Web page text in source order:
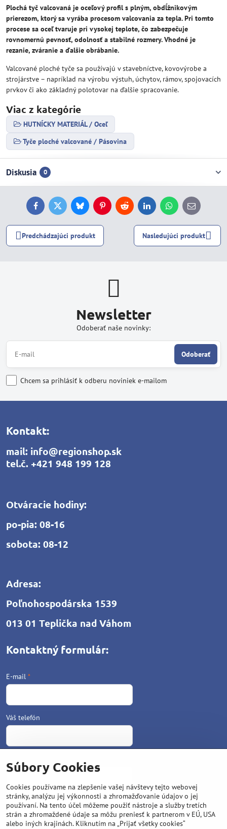
Plochá tyč valcovaná je oceľový profil s plným, obdĺžnikovým
prierezom, ktorý sa vyrába procesom valcovania za tepla. Pri tomto
procese sa oceľ tvaruje pri vysokej teplote, čo zabezpečuje
rovnomernú pevnosť, odolnosť a stabilné rozmery. Vhodné je
rezanie, zváranie a ďalšie obrábanie.
Valcované ploché tyče sa používajú v stavebníctve, kovovýrobe a
strojárstve – napríklad na výrobu výstuh, úchytov, rámov, spojovacích
prvkov či ako základný polotovar na ďalšie spracovanie.
Viac z kategórie
HUTNÍCKY MATERIÁL / Oceľ
Tyče ploché valcované / Pásovina
Diskusia 0
FacebookTwitterBlueskyPinterestReddit LinkedInWhatsApp
E-
mail
Predchádzajúci produkt Nasledujúci produkt
Newsletter
Odoberať naše novinky:
Odoberať
Chcem sa prihlásiť k odberu noviniek e-mailom
Kontakt:
mail: info@regionshop.sk
tel.č. +421 948 199 128
Otváracie hodiny:
po-pia: 08-16
sobota: 08-12
Adresa:
Poľnohospodárska 1539
013 01 Teplička nad Váhom
Kontaktný formulár:
E-mail *
Váš telefón
Súbory Cookies
Cookies používame na zlepšenie vašej návštevy tejto webovej
stránky, analýzu jej výkonnosti a zhromažďovanie údajov o jej
používaní. Na tento účel môžeme použiť nástroje a služby tretích
strán a zhromaždené údaje sa môžu preniesť k partnerom v EÚ, USA
alebo iných krajinách. Kliknutím na „Prijať všetky cookies“